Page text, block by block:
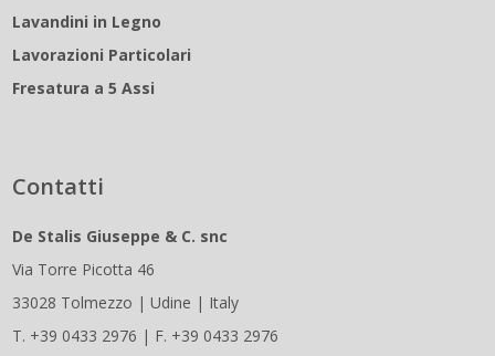
Lavandini in Legno
Lavorazioni Particolari
Fresatura a 5 Assi
Contatti
De Stalis Giuseppe & C. snc
Via Torre Picotta 46
33028 Tolmezzo | Udine | Italy
T. +39 0433 2976 | F. +39 0433 2976